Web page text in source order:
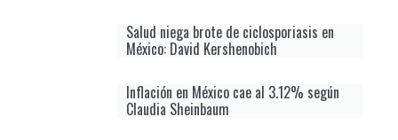
Salud niega brote de ciclosporiasis en
México: David Kershenobich
Inflación en México cae al 3.12% según
Claudia Sheinbaum